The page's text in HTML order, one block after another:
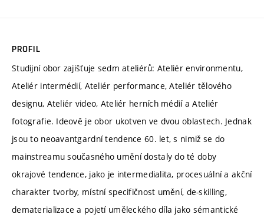
PROFIL
Studijní obor zajišťuje sedm ateliérů: Ateliér environmentu,
Ateliér intermédií, Ateliér performance, Ateliér tělového
designu, Ateliér video, Ateliér herních médií a Ateliér
fotografie. Ideově je obor ukotven ve dvou oblastech. Jednak
jsou to neoavantgardní tendence 60. let, s nimiž se do
mainstreamu současného umění dostaly do té doby
okrajové tendence, jako je intermedialita, procesuální a akční
charakter tvorby, místní specifičnost umění, de-skilling,
dematerializace a pojetí uměleckého díla jako sémantické